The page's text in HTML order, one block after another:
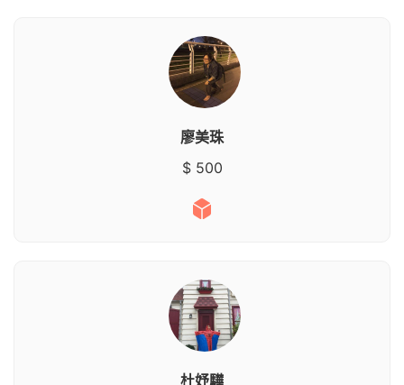
廖美珠
$ 500
杜妤驊